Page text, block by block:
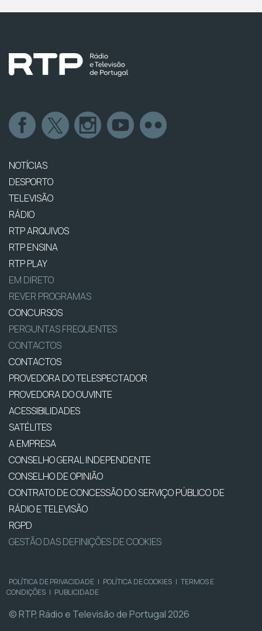
NOTÍCIAS
DESPORTO
TELEVISÃO
RÁDIO
RTP ARQUIVOS
RTP ENSINA
RTP PLAY
EM DIRETO
REVER PROGRAMAS
CONCURSOS
PERGUNTAS FREQUENTES
CONTACTOS
CONTACTOS
PROVEDORA DO TELESPECTADOR
PROVEDORA DO OUVINTE
ACESSIBILIDADES
SATÉLITES
A EMPRESA
CONSELHO GERAL INDEPENDENTE
CONSELHO DE OPINIÃO
CONTRATO DE CONCESSÃO DO SERVIÇO PÚBLICO DE
RÁDIO E TELEVISÃO
RGPD
GESTÃO DAS DEFINIÇÕES DE COOKIES
POLÍTICA DE PRIVACIDADE | POLÍTICA DE COOKIES | TERMOS E
CONDIÇÕES | PUBLICIDADE
© RTP, Rádio e Televisão de Portugal 2026